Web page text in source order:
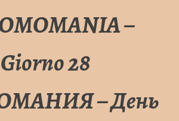
–
Giorno 28
– День